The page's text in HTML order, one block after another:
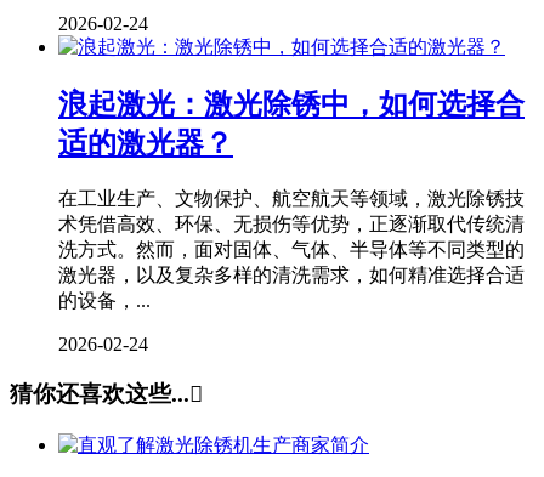
2026-02-24
浪起激光：激光除锈中，如何选择合
适的激光器？
在工业生产、文物保护、航空航天等领域，激光除锈技
术凭借高效、环保、无损伤等优势，正逐渐取代传统清
洗方式。然而，面对固体、气体、半导体等不同类型的
激光器，以及复杂多样的清洗需求，如何精准选择合适
的设备，...
2026-02-24
猜你还喜欢这些...